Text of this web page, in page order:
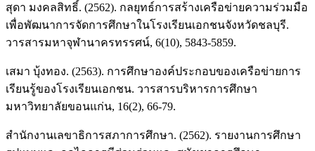
สุดา มงคลสิทธิ์. (2562). กลยุทธ์การสร้างเครือข่ายความร่วมมือ
เพื่อพัฒนาการจัดการศึกษาในโรงเรียนเอกชนจังหวัดชลบุรี.
วารสารมหาจุฬานาครทรรศน์, 6(10), 5843-5859.
เสมา บุ้งทอง. (2563). การศึกษาองค์ประกอบของเครือข่ายการ
เรียนรู้ของโรงเรียนเอกชน. วารสารบริหารการศึกษา
มหาวิทยาลัยขอนแก่น, 16(2), 66-79.
สำนักงานเลขาธิการสภาการศึกษา. (2562). รายงานการศึกษา